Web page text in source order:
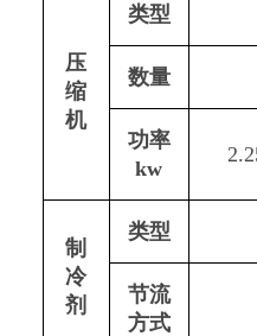
压
缩
机
类型
数量
功率
kw
制
冷
剂
类型
节流
方式